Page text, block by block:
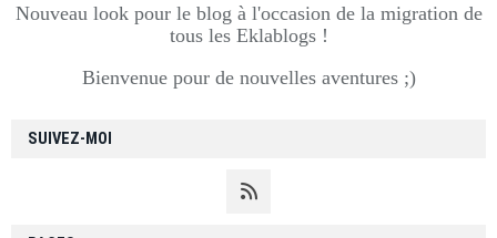
SUIVEZ-MOI
Nouveau look pour le blog à l'occasion de la migration de
tous les Eklablogs !
Bienvenue pour de nouvelles aventures ;)